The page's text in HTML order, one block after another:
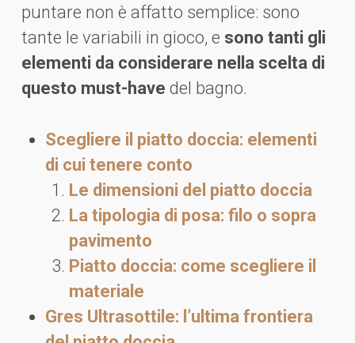
puntare non è affatto semplice: sono
tante le variabili in gioco, e sono tanti gli
elementi da considerare nella scelta di
questo must-have del bagno.
Scegliere il piatto doccia: elementi
di cui tenere conto
Le dimensioni del piatto doccia
La tipologia di posa: filo o sopra
pavimento
Piatto doccia: come scegliere il
materiale
Gres Ultrasottile: l’ultima frontiera